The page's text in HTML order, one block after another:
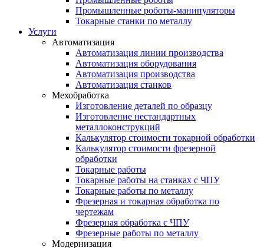
Промышленные роботы-манипуляторы
Токарные станки по металлу
Услуги
Автоматизация
Автоматизация линии производства
Автоматизация оборудования
Автоматизация производства
Автоматизация станков
Мехобработка
Изготовление деталей по образцу
Изготовление нестандартных
металлоконструкций
Калькулятор стоимости токарной обработки
Калькулятор стоимости фрезерной
обработки
Токарные работы
Токарные работы на станках с ЧПУ
Токарные работы по металлу
Фрезерная и токарная обработка по
чертежам
Фрезерная обработка с ЧПУ
Фрезерные работы по металлу
Модернизация